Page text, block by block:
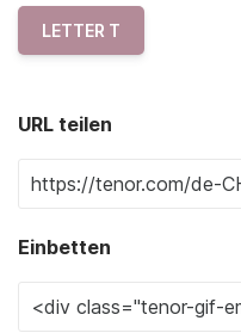
LETTER T
URL teilen
Einbetten